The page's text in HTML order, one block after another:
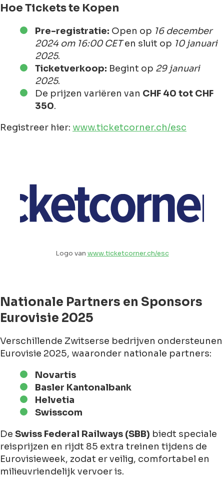
Hoe Tickets te Kopen
Pre-registratie: Open op 16 december
2024 om 16:00 CETen sluit op 10 januari
2025.
Ticketverkoop: Begint op 29 januari
2025.
De prijzen variëren van CHF 40 tot CHF
350.
Registreer hier: www.ticketcorner.ch/esc
Logo van www.ticketcorner.ch/esc
Nationale Partners en Sponsors
Eurovisie 2025
Verschillende Zwitserse bedrijven ondersteunen
Eurovisie 2025, waaronder nationale partners:
Novartis
Basler Kantonalbank
Helvetia
Swisscom
De Swiss Federal Railways (SBB) biedt speciale
reisprijzen en rijdt 85 extra treinen tijdens de
Eurovisieweek, zodat er veilig, comfortabel en
milieuvriendelijk vervoer is.